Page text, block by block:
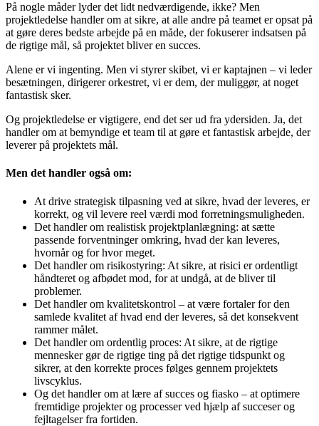
På nogle måder lyder det lidt nedværdigende, ikke? Men
projektledelse handler om at sikre, at alle andre på teamet er opsat på
at gøre deres bedste arbejde på en måde, der fokuserer indsatsen på
de rigtige mål, så projektet bliver en succes.
Alene er vi ingenting. Men vi styrer skibet, vi er kaptajnen – vi leder
besætningen, dirigerer orkestret, vi er dem, der muliggør, at noget
fantastisk sker.
Og projektledelse er vigtigere, end det ser ud fra ydersiden. Ja, det
handler om at bemyndige et team til at gøre et fantastisk arbejde, der
leverer på projektets mål.
Men det handler også om:
At drive strategisk tilpasning ved at sikre, hvad der leveres, er
korrekt, og vil levere reel værdi mod forretningsmuligheden.
Det handler om realistisk projektplanlægning: at sætte
passende forventninger omkring, hvad der kan leveres,
hvornår og for hvor meget.
Det handler om risikostyring: At sikre, at risici er ordentligt
håndteret og afbødet mod, for at undgå, at de bliver til
problemer.
Det handler om kvalitetskontrol – at være fortaler for den
samlede kvalitet af hvad end der leveres, så det konsekvent
rammer målet.
Det handler om ordentlig proces: At sikre, at de rigtige
mennesker gør de rigtige ting på det rigtige tidspunkt og
sikrer, at den korrekte proces følges gennem projektets
livscyklus.
Og det handler om at lære af succes og fiasko – at optimere
fremtidige projekter og processer ved hjælp af succeser og
fejltagelser fra fortiden.